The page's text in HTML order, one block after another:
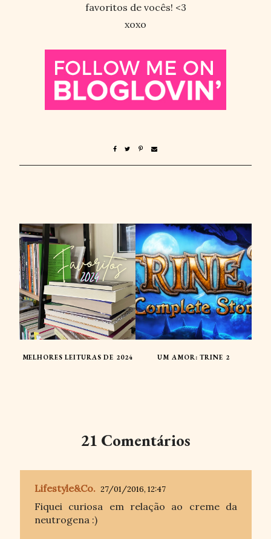
favoritos de vocês! <3
xoxo
MELHORES LEITURAS DE 2024 UM AMOR: TRINE 2
21 Comentários
Lifestyle&Co. 27/01/2016, 12:47
Fiquei curiosa em relação ao creme da
neutrogena :)